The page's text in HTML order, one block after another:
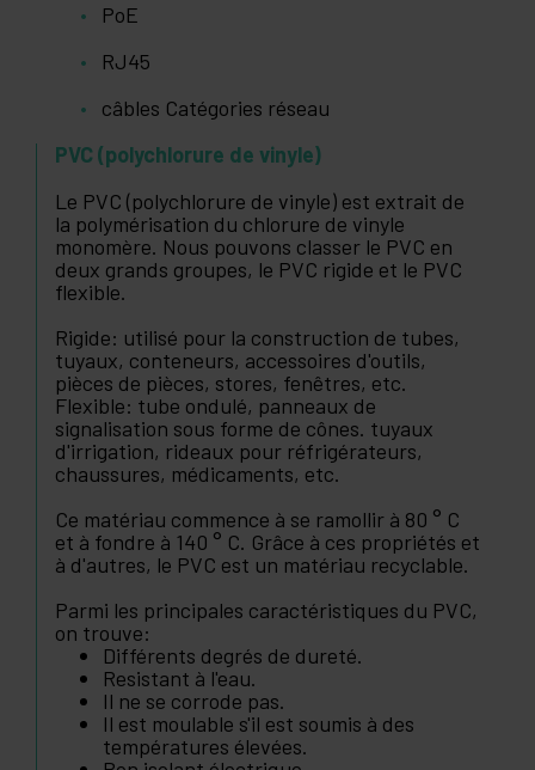
PoE
RJ45
câbles Catégories réseau
PVC (polychlorure de vinyle)
Le PVC (polychlorure de vinyle) est extrait de
la polymérisation du chlorure de vinyle
monomère. Nous pouvons classer le PVC en
deux grands groupes, le PVC rigide et le PVC
flexible.
Rigide: utilisé pour la construction de tubes,
tuyaux, conteneurs, accessoires d'outils,
pièces de pièces, stores, fenêtres, etc.
Flexible: tube ondulé, panneaux de
signalisation sous forme de cônes. tuyaux
d'irrigation, rideaux pour réfrigérateurs,
chaussures, médicaments, etc.
Ce matériau commence à se ramollir à 80 ° C
et à fondre à 140 ° C. Grâce à ces propriétés et
à d'autres, le PVC est un matériau recyclable.
Parmi les principales caractéristiques du PVC,
on trouve:
Différents degrés de dureté.
Resistant à l'eau.
Il ne se corrode pas.
Il est moulable s'il est soumis à des
températures élevées.